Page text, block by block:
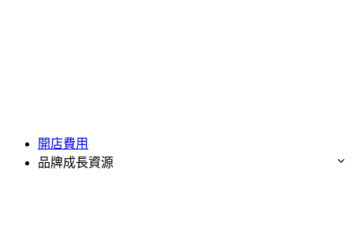
開店費用
品牌成長資源